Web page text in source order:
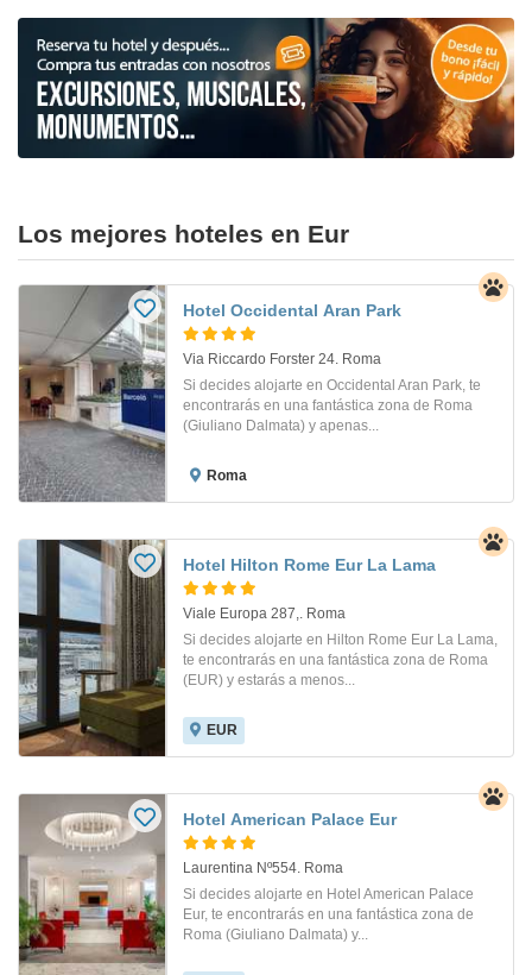
Los mejores hoteles en Eur
Hotel Occidental Aran Park
Via Riccardo Forster 24. Roma
Si decides alojarte en Occidental Aran Park, te
encontrarás en una fantástica zona de Roma
(Giuliano Dalmata) y apenas...
Roma
Hotel Hilton Rome Eur La Lama
Viale Europa 287,. Roma
Si decides alojarte en Hilton Rome Eur La Lama,
te encontrarás en una fantástica zona de Roma
(EUR) y estarás a menos...
EUR
Hotel American Palace Eur
Laurentina Nº554. Roma
Si decides alojarte en Hotel American Palace
Eur, te encontrarás en una fantástica zona de
Roma (Giuliano Dalmata) y...